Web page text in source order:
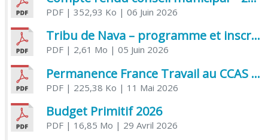
PDF| 352,93 Ko | 06 Juin 2026
Tribu de Nava – programme et inscriptions été 2026
PDF| 2,61 Mo | 05 Juin 2026
Permanence France Travail au CCAS de Saujon Juin 2026
PDF| 225,38 Ko | 11 Mai 2026
Budget Primitif 2026
PDF| 16,85 Mo | 29 Avril 2026